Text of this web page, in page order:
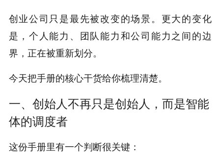
创业公司只是最先被改变的场景。更大的变化
是，个人能力、团队能力和公司能力之间的边
界，正在被重新划分。
今天把手册的核心干货给你梳理清楚。
一、创始人不再只是创始人，而是智能
体的调度者
这份手册里有一个判断很关键：